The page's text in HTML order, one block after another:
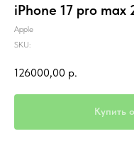
iPhone 17 pro max
Apple
SKU:
126000,00 р.
Купить